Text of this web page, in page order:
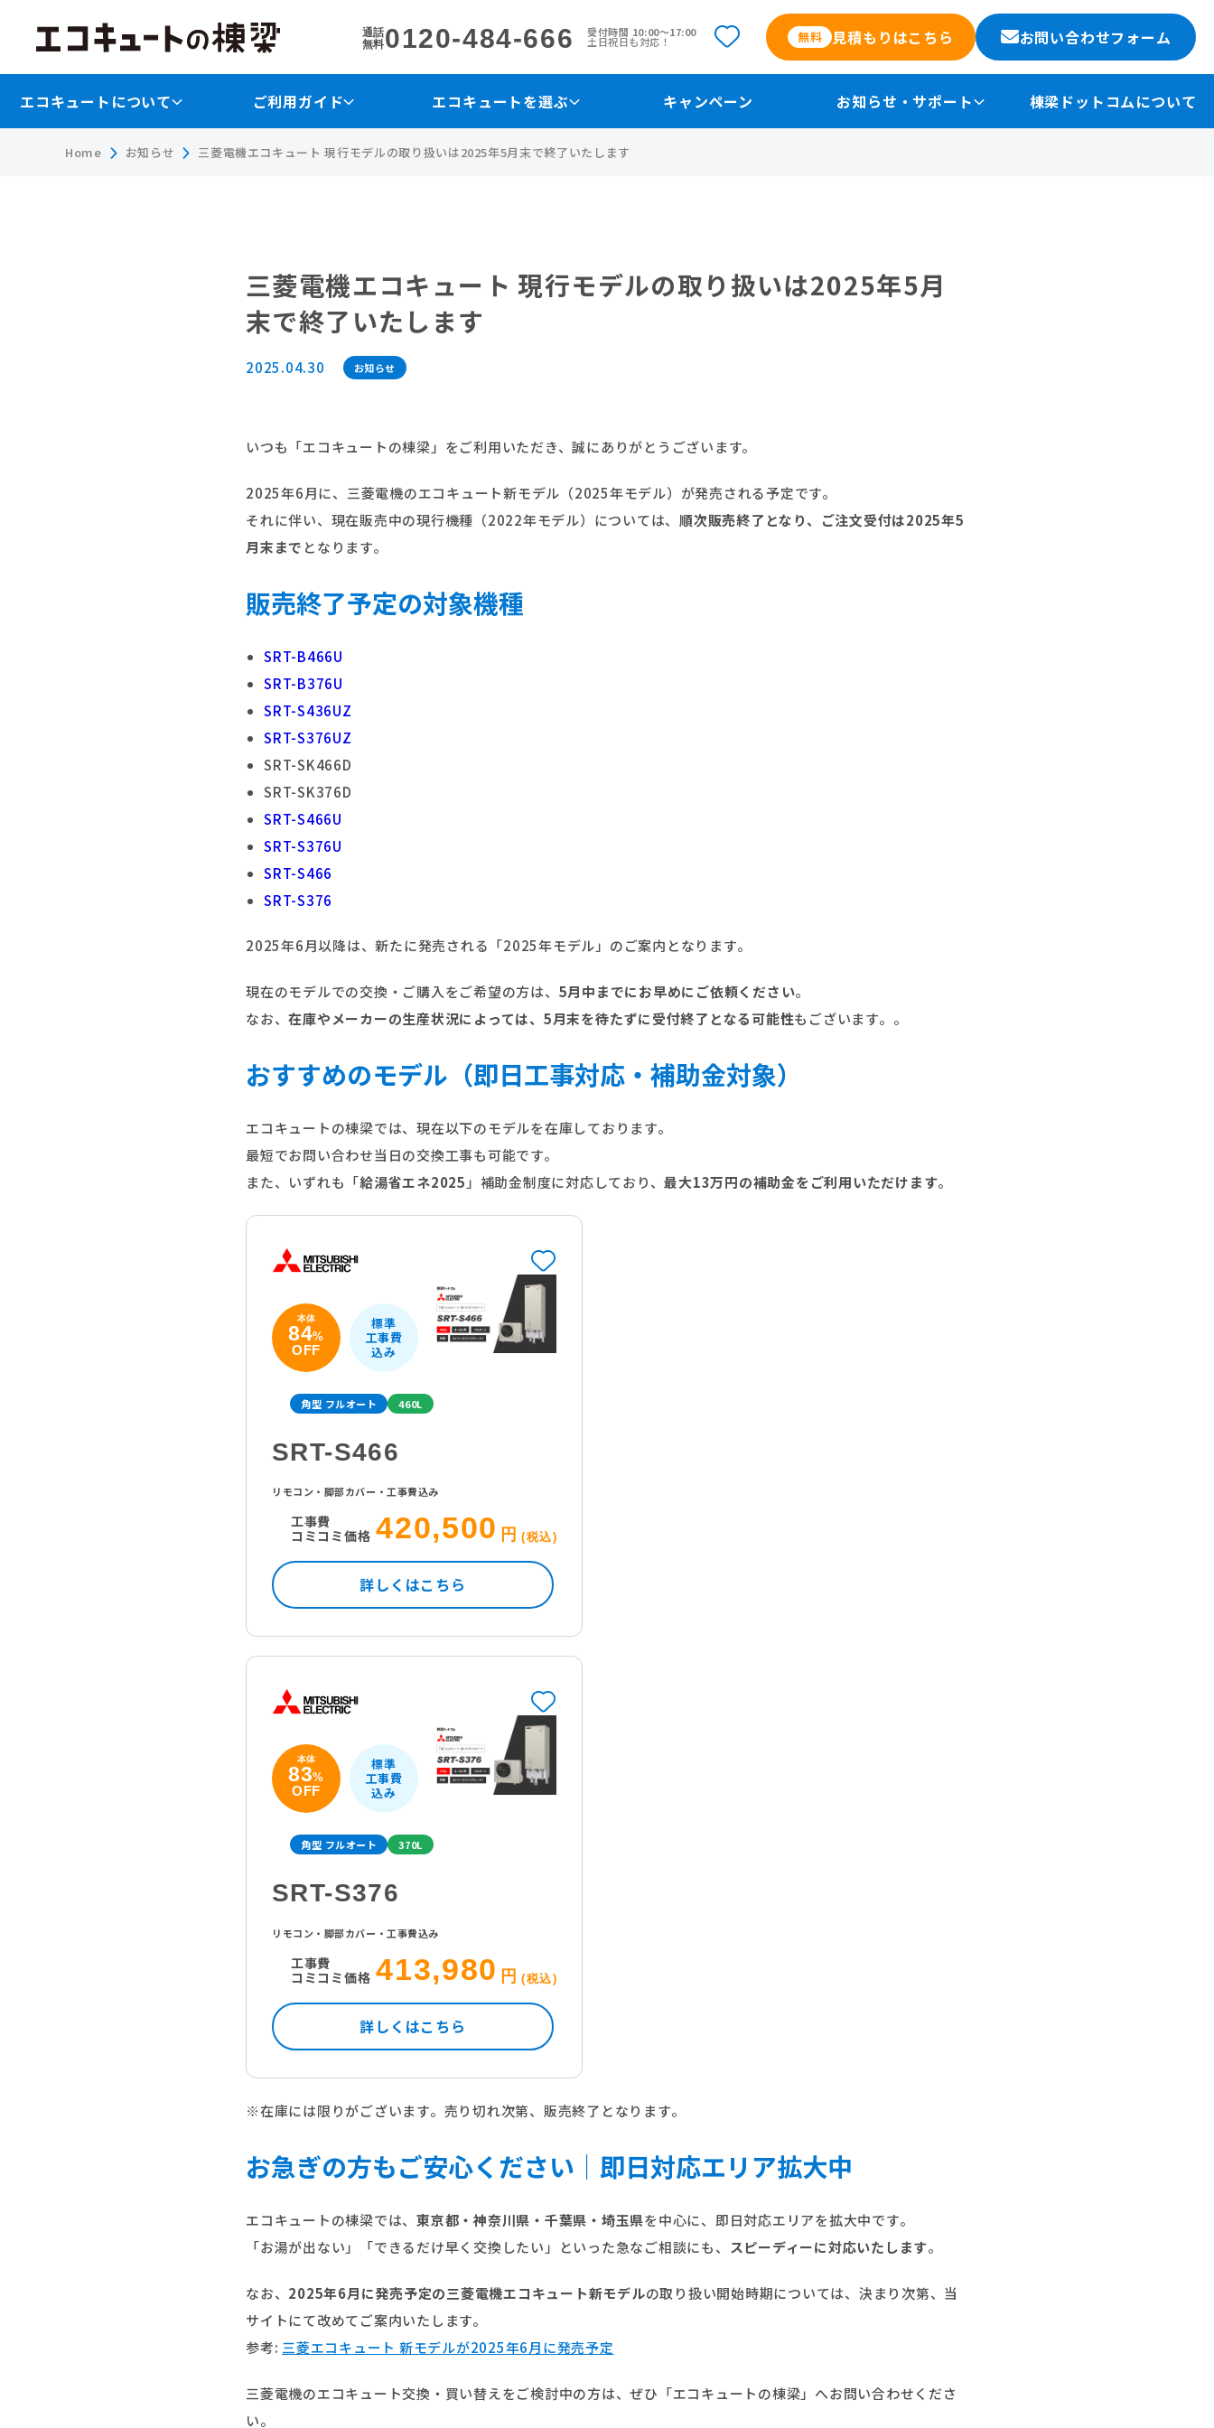
通話
無料0120-484-666 受付時間 10:00〜17:00
土日祝日も対応！ 無料 見積もりはこちら お問い合わせフォーム
エコキュートについて ご利用ガイド エコキュートを選ぶ キャンペーン お知らせ・サポート 棟梁ドットコムについて
Home お知らせ 三菱電機エコキュート 現行モデルの取り扱いは2025年5月末で終了いたします
三菱電機エコキュート 現行モデルの取り扱いは2025年5月
末で終了いたします
2025.04.30 お知らせ
いつも「エコキュートの棟梁」をご利用いただき、誠にありがとうございます。
2025年6月に、三菱電機のエコキュート新モデル（2025年モデル）が発売される予定です。
それに伴い、現在販売中の現行機種（2022年モデル）については、 順次販売終了となり、ご注文受付は2025年5
月末まで となります。
販売終了予定の対象機種
SRT-B466U
SRT-B376U
SRT-S436UZ
SRT-S376UZ
SRT-SK466D
SRT-SK376D
SRT-S466U
SRT-S376U
SRT-S466
SRT-S376
2025年6月以降は、新たに発売される「2025年モデル」のご案内となります。
現在のモデルでの交換・ご購入をご希望の方は、 5月中までにお早めにご依頼ください。
なお、在庫やメーカーの生産状況によっては、5月末を待たずに受付終了となる可能性もございます。。
おすすめのモデル（即日工事対応・補助金対象）
エコキュートの棟梁では、現在以下のモデルを在庫しております。
最短でお問い合わせ当日の交換工事も可能です。
また、いずれも「給湯省エネ2025 」補助金制度に対応しており、最大13万円の補助金をご利用いただけます。
本体
84%
OFF
標準
工事費
込み
角型 フルオート 460L
SRT-S466
リモコン・脚部カバー・工事費込み
工事費
コミコミ価格 420,500 円 (税込)
詳しくはこちら
本体
83%
OFF
標準
工事費
込み
角型 フルオート 370L
SRT-S376
リモコン・脚部カバー・工事費込み
工事費
コミコミ価格 413,980 円 (税込)
詳しくはこちら
※在庫には限りがございます。売り切れ次第、販売終了となります。
お急ぎの方もご安心ください｜即日対応エリア拡大中
エコキュートの棟梁では、 東京都・神奈川県・千葉県・埼玉県を中心に、即日対応エリアを拡大中です。
「お湯が出ない」「できるだけ早く交換したい」といった急なご相談にも、 スピーディーに対応いたします。
なお、 2025年6月に発売予定の三菱電機エコキュート新モデルの取り扱い開始時期については、決まり次第、当
サイトにて改めてご案内いたします。
参考: 三菱エコキュート 新モデルが2025年6月に発売予定
三菱電機のエコキュート交換・買い替えをご検討中の方は、ぜひ「エコキュートの棟梁」へお問い合わせくださ
い。